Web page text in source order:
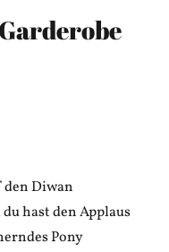
den Diwan
hast den Applaus
Pony